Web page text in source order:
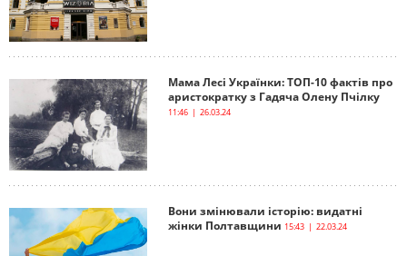
Мама Лесі Українки: ТОП-10 фактів про
аристократку з Гадяча Олену Пчілку
11:46 | 26.03.24
Вони змінювали історію: видатні
жінки Полтавщини 15:43 | 22.03.24